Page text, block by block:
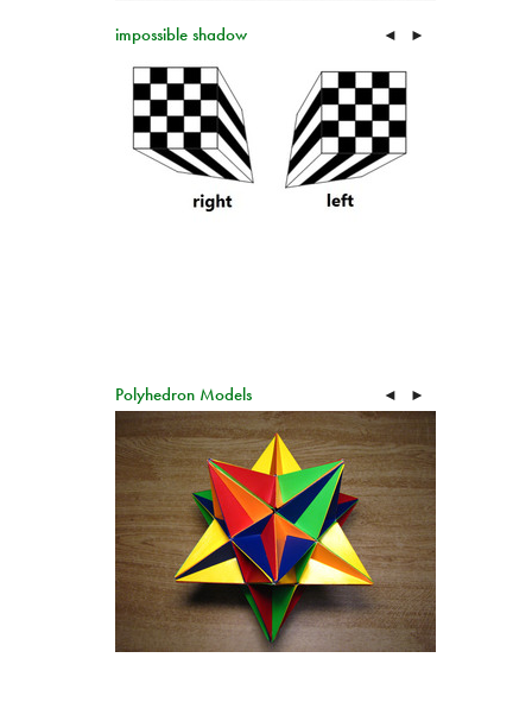
impossible shadow ◄ ►
Polyhedron Models ◄ ►